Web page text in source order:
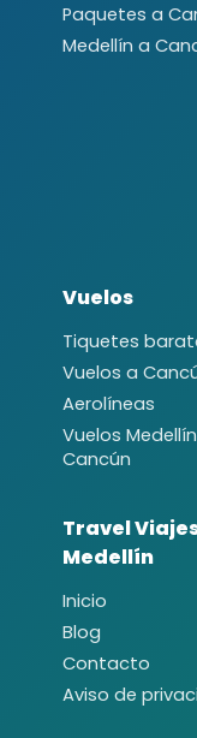
Paquetes a
Medellín a
Vuelos
Tiquetes
Vuelos a
Aerolíneas
Vuelos
Cancún
Travel
Medellín
Inicio
Blog
Contacto
Aviso de